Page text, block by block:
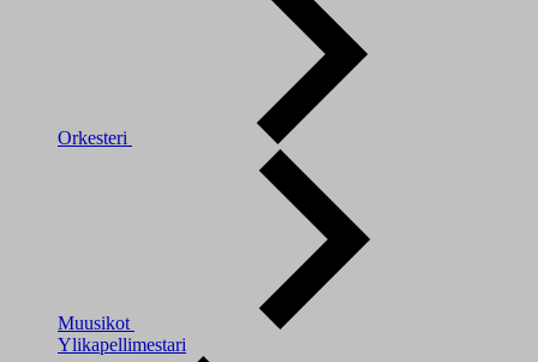
Orkesteri
Muusikot
Ylikapellimestari